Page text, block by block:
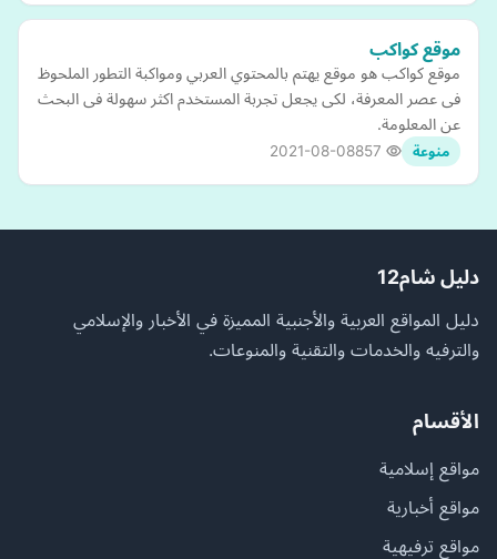
موقع كواكب
موقع كواكب هو موقع يهتم بالمحتوي العربي ومواكبة التطور الملحوظ
فى عصر المعرفة، لكى يجعل تجربة المستخدم اكثر سهولة فى البحث
عن المعلومة.
منوعة 2021-08-08
دليل شام12
دليل المواقع العربية والأجنبية المميزة في الأخبار والإسلامي
والترفيه والخدمات والتقنية والمنوعات.
الأقسام
مواقع إسلامية
مواقع أخبارية
مواقع ترفيهية